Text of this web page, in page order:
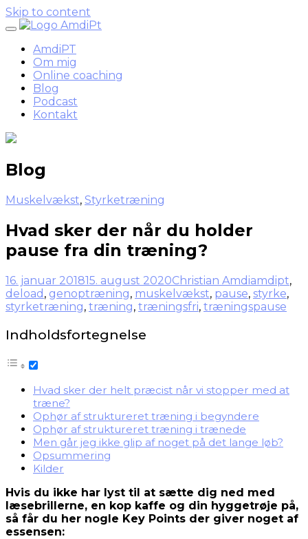
Skip to content
AmdiPT
Om mig
Online coaching
Blog
Podcast
Kontakt
Blog
Muskelvækst, Styrketræning
Hvad sker der når du holder
pause fra din træning?
16. januar 201815. august 2020Christian Amdiamdipt,
deload , genoptræning, muskelvækst, pause, styrke,
styrketræning, træning, træningsfri, træningspause
Indholdsfortegnelse
Hvad sker der helt præcist når vi stopper med at
træne?
Ophør af struktureret træning i begyndere
Ophør af struktureret træning i trænede
Men går jeg ikke glip af noget på det lange løb?
Opsummering
Kilder
Hvis du ikke har lyst til at sætte dig ned med
læsebrillerne, en kop kaffe og din hyggetrøje på,
så får du her nogle Key Points der giver noget af
essensen: